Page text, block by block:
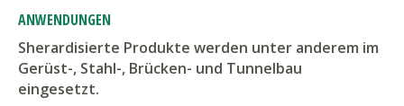
ANWENDUNGEN
Sherardisierte Produkte werden unter anderem im
Gerüst-, Stahl-, Brücken- und Tunnelbau
eingesetzt.